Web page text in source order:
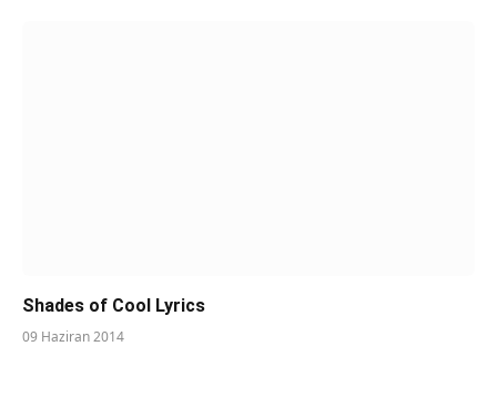
Shades of Cool Lyrics
09 Haziran 2014